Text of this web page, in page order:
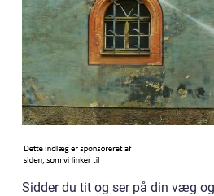
Sidder du tit og ser på din væg